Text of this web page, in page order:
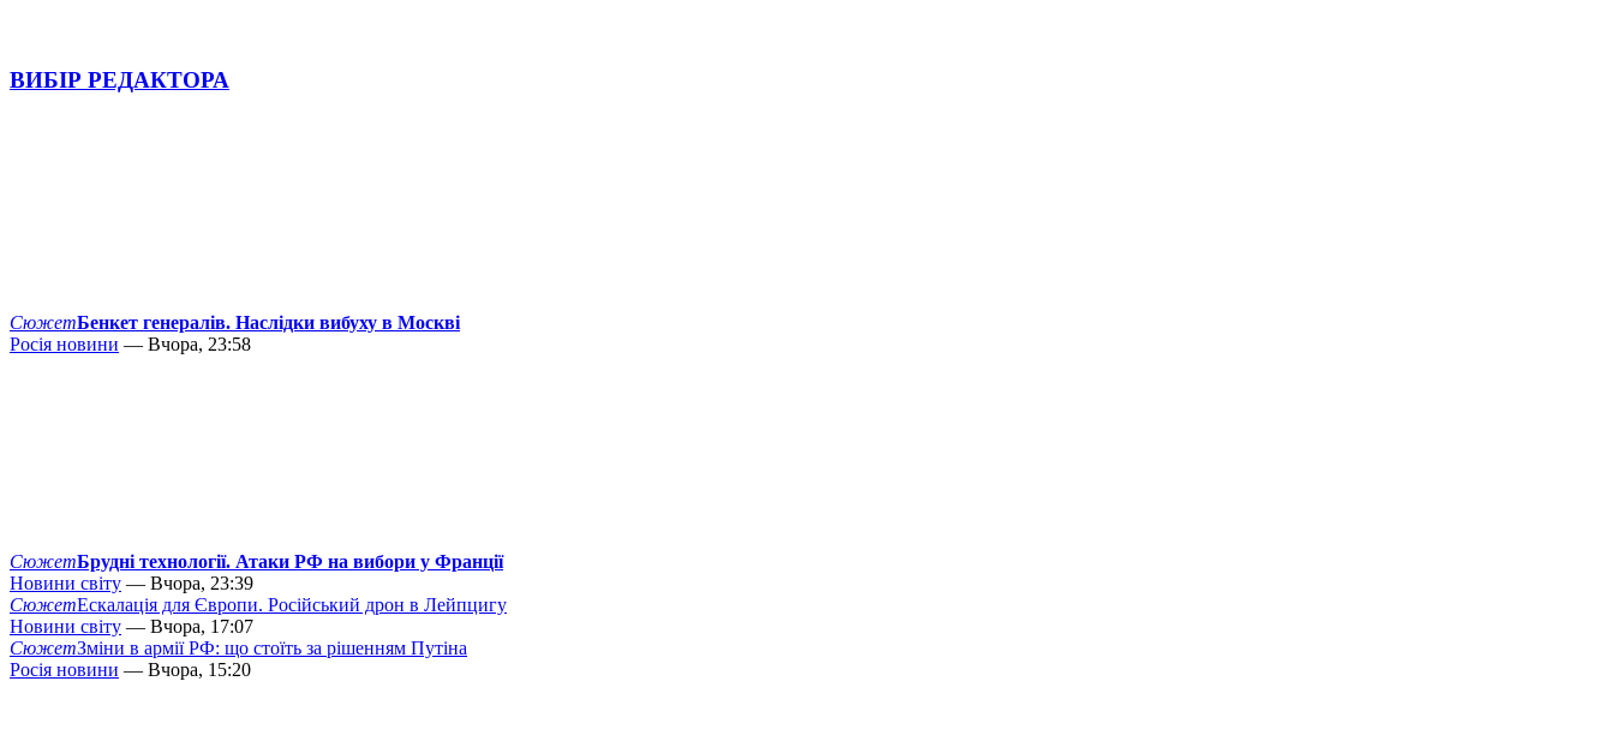
ВИБІР РЕДАКТОРА
СюжетБенкет генералів. Наслідки вибуху в Москві
Росія новини — Вчора, 23:58
СюжетБрудні технології. Атаки РФ на вибори у Франції
Новини світу — Вчора, 23:39
СюжетЕскалація для Європи. Російський дрон в Лейпцигу
Новини світу — Вчора, 17:07
СюжетЗміни в армії РФ: що стоїть за рішенням Путіна
Росія новини — Вчора, 15:20